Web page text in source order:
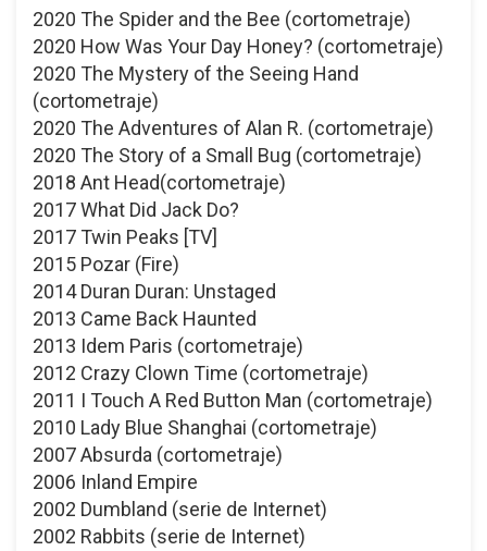
2020 The Spider and the Bee (cortometraje)
2020 How Was Your Day Honey? (cortometraje)
2020 The Mystery of the Seeing Hand
(cortometraje)
2020 The Adventures of Alan R. (cortometraje)
2020 The Story of a Small Bug (cortometraje)
2018 Ant Head(cortometraje)
2017 What Did Jack Do?
2017 Twin Peaks [TV]
2015 Pozar (Fire)
2014 Duran Duran: Unstaged
2013 Came Back Haunted
2013 Idem Paris (cortometraje)
2012 Crazy Clown Time (cortometraje)
2011 I Touch A Red Button Man (cortometraje)
2010 Lady Blue Shanghai (cortometraje)
2007 Absurda (cortometraje)
2006 Inland Empire
2002 Dumbland (serie de Internet)
2002 Rabbits (serie de Internet)